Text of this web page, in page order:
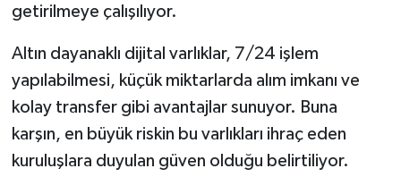
getirilmeye çalışılıyor.
Altın dayanaklı dijital varlıklar, 7/24 işlem
yapılabilmesi, küçük miktarlarda alım imkanı ve
kolay transfer gibi avantajlar sunuyor. Buna
karşın, en büyük riskin bu varlıkları ihraç eden
kuruluşlara duyulan güven olduğu belirtiliyor.